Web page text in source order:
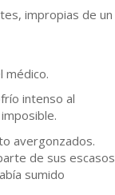
impropias de un
médico.
intenso al
avergonzados.
de sus escasos
sumido